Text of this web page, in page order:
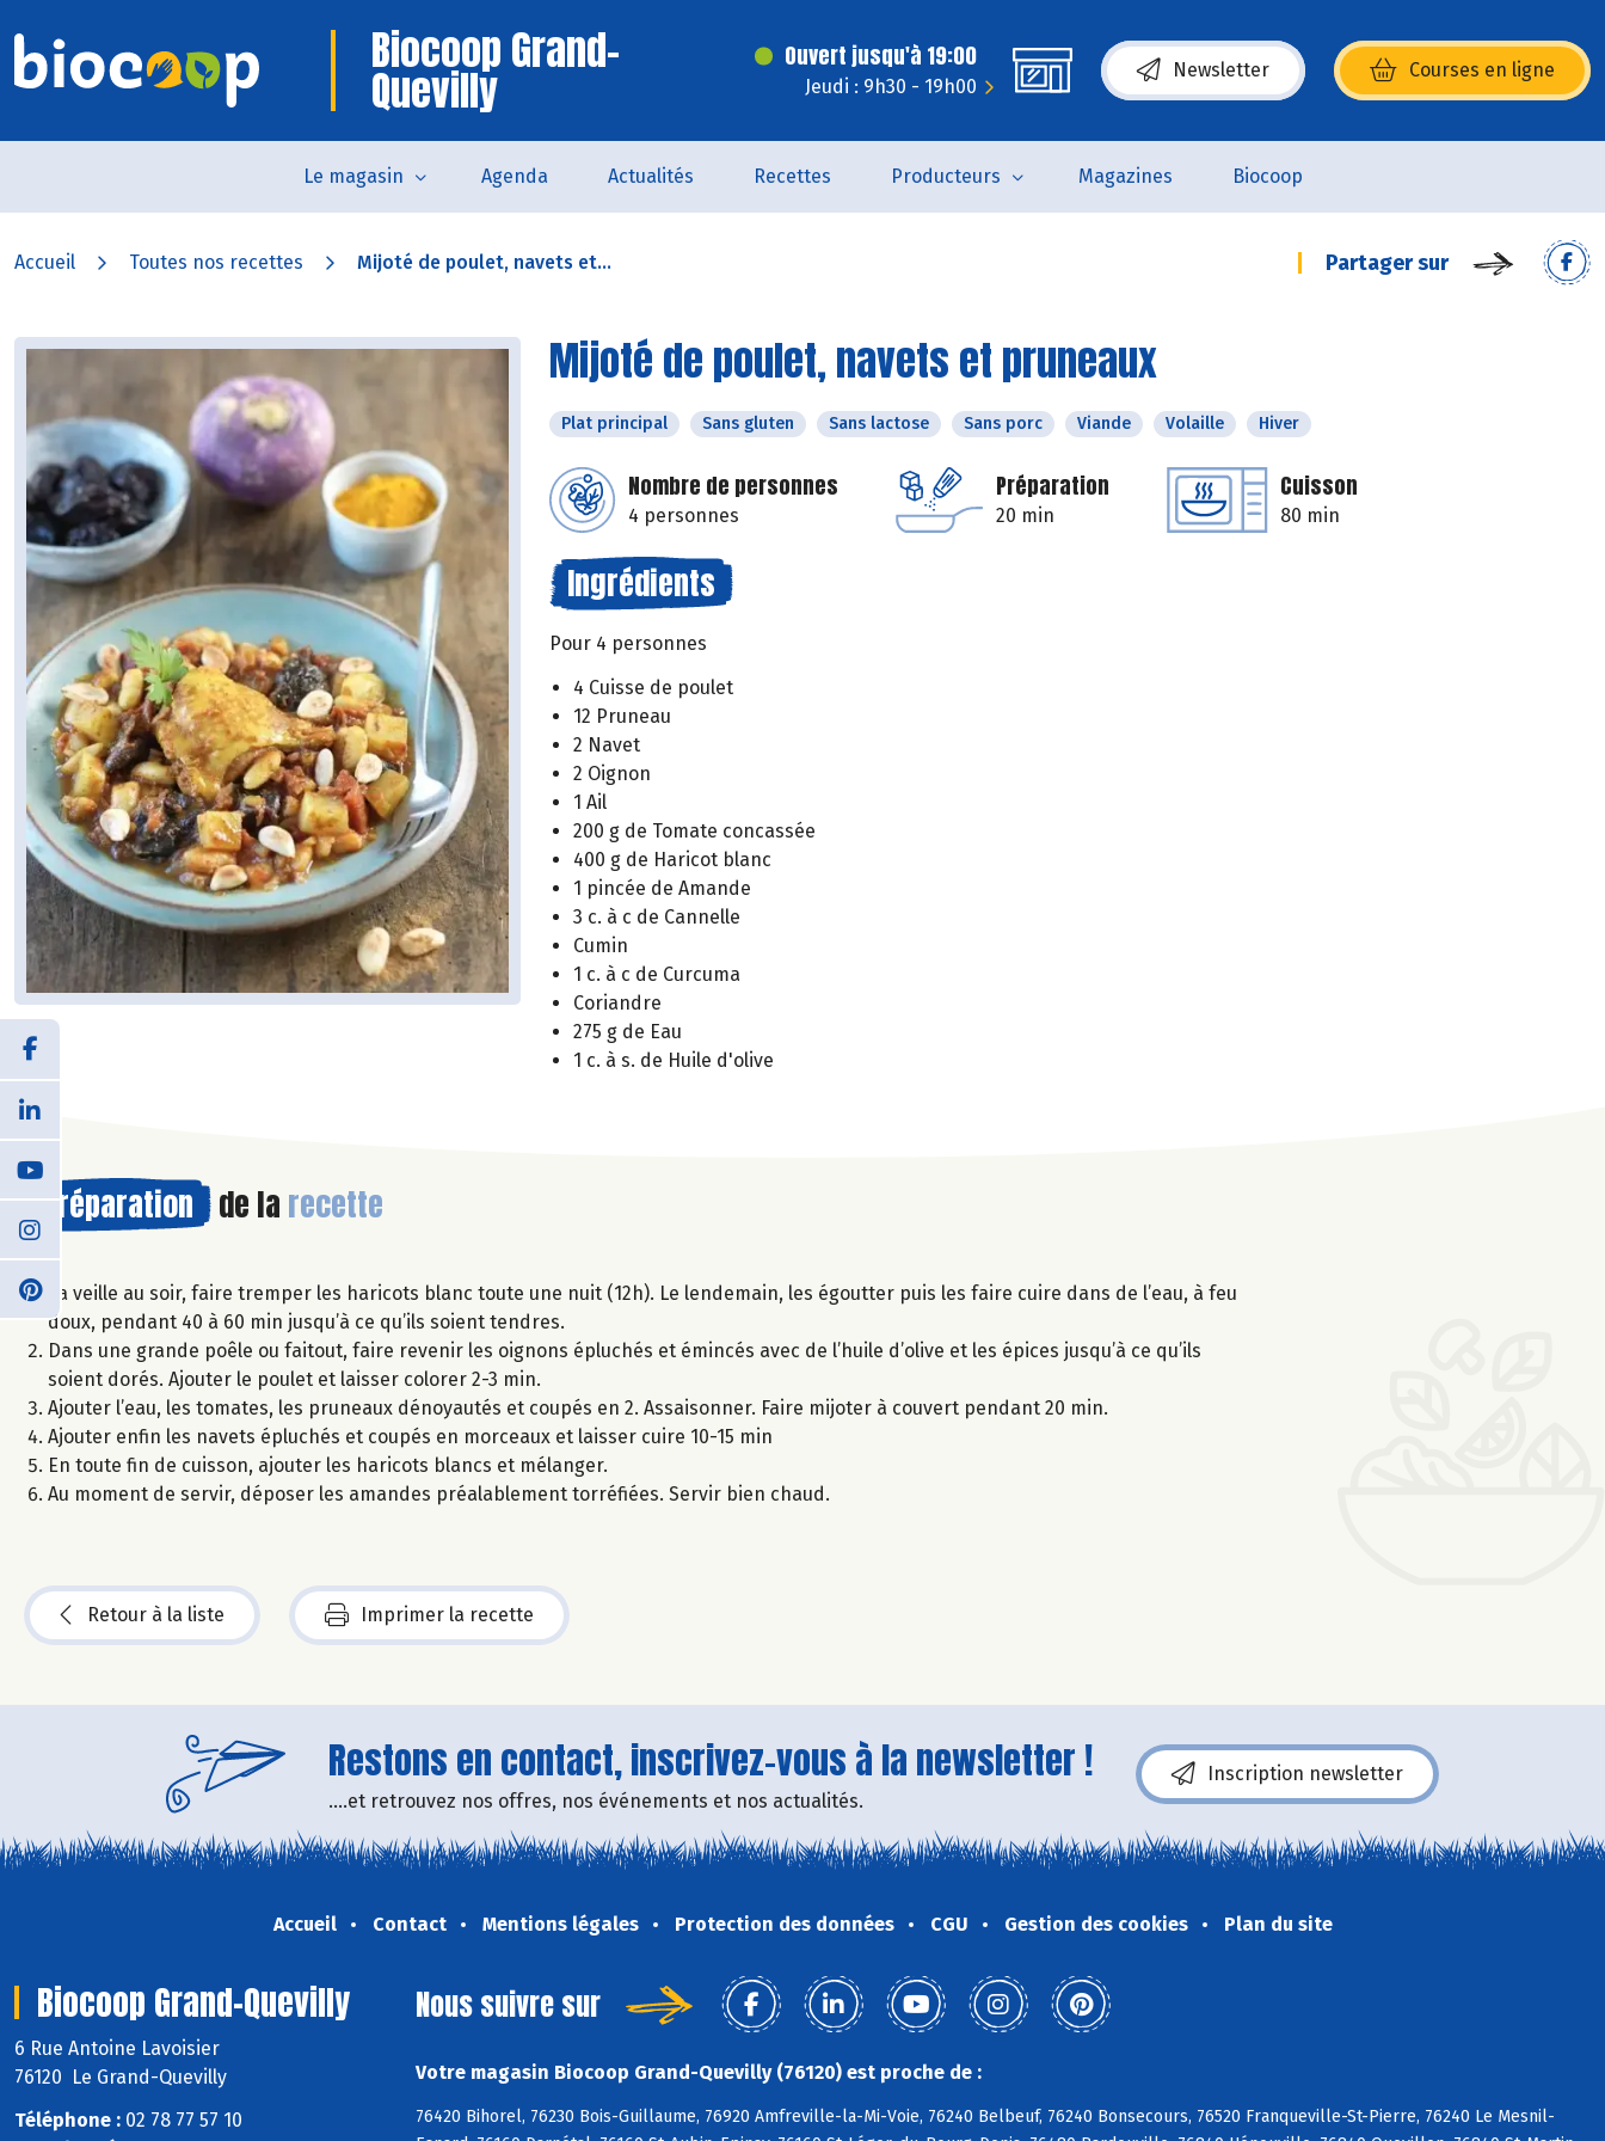
Biocoop Grand-
Quevilly
Ouvert jusqu'à 19:00
Jeudi : 9h30 - 19h00
Newsletter Courses en ligne
(s’ouvre dans une nouvelle fenêtre)
Le magasin Agenda Actualités Recettes Producteurs Magazines Biocoop
Accueil Toutes nos recettes Mijoté de poulet, navets et... Partager sur
Mijoté de poulet, navets et pruneaux
Plat principal Sans gluten Sans lactose Sans porc Viande Volaille Hiver
Nombre de personnes
4 personnes
Préparation
20 min
Cuisson
80 min
Ingrédients
Pour 4 personnes
4 Cuisse de poulet
12 Pruneau
2 Navet
2 Oignon
1 Ail
200 g de Tomate concassée
400 g de Haricot blanc
1 pincée de Amande
3 c. à c de Cannelle
Cumin
1 c. à c de Curcuma
Coriandre
275 g de Eau
1 c. à s. de Huile d'olive
Préparation de la recette
La veille au soir, faire tremper les haricots blanc toute une nuit (12h). Le lendemain, les égoutter puis les faire cuire dans de l’eau, à feu
doux, pendant 40 à 60 min jusqu’à ce qu’ils soient tendres.
Dans une grande poêle ou faitout, faire revenir les oignons épluchés et émincés avec de l’huile d’olive et les épices jusqu’à ce qu’ils
soient dorés. Ajouter le poulet et laisser colorer 2-3 min.
Ajouter l’eau, les tomates, les pruneaux dénoyautés et coupés en 2. Assaisonner. Faire mijoter à couvert pendant 20 min.
Ajouter enfin les navets épluchés et coupés en morceaux et laisser cuire 10-15 min
En toute fin de cuisson, ajouter les haricots blancs et mélanger.
Au moment de servir, déposer les amandes préalablement torréfiées. Servir bien chaud.
Retour à la liste Imprimer la recette
Restons en contact, inscrivez-vous à la newsletter !
....et retrouvez nos offres, nos événements et nos actualités.
Inscription newsletter
Accueil Contact Mentions légales Protection des données CGU Gestion des cookies Plan du site
Biocoop Grand-Quevilly
6 Rue Antoine Lavoisier
76120 Le Grand-Quevilly
Téléphone : 02 78 77 57 10
Nous suivre sur
Votre magasin Biocoop Grand-Quevilly (76120) est proche de :
76420 Bihorel, 76230 Bois-Guillaume, 76920 Amfreville-la-Mi-Voie, 76240 Belbeuf, 76240 Bonsecours, 76520 Franqueville-St-Pierre, 76240 Le Mesnil-